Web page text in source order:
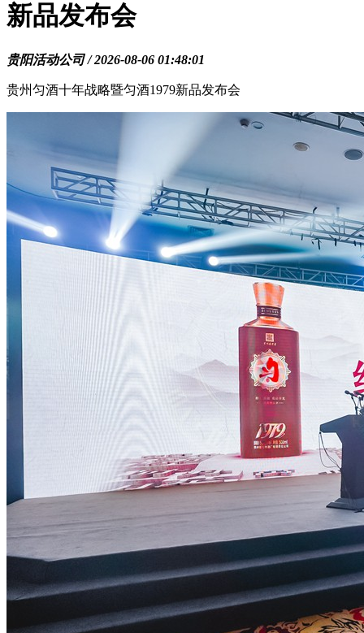
新品发布会
贵阳活动公司 / 2026-08-06 01:48:01
贵州匀酒十年战略暨匀酒1979新品发布会